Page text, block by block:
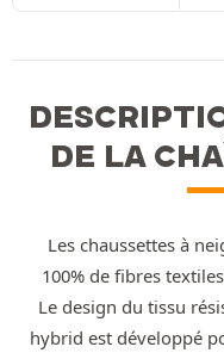
DE LA
Les chaussettes à
100% de fibres
Le design du tissu
hybrid est développé